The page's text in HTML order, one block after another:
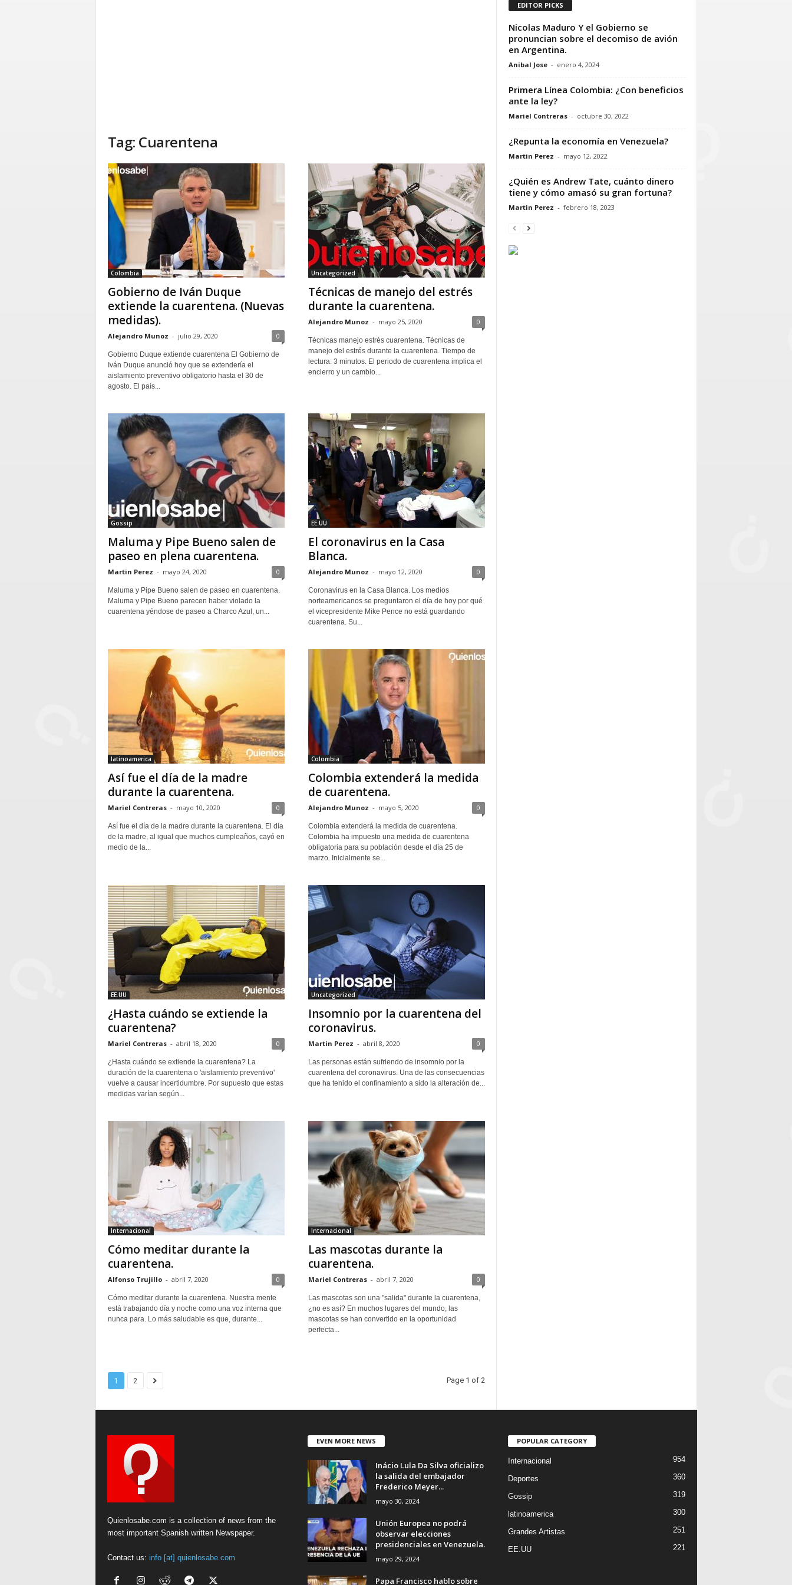
Tag: Cuarentena
Colombia
Gobierno de Iván Duque
extiende la cuarentena. (Nuevas
medidas).
Alejandro Munoz - julio 29, 2020 0
Gobierno Duque extiende cuarentena El Gobierno de
Iván Duque anunció hoy que se extendería el
aislamiento preventivo obligatorio hasta el 30 de
agosto. El país...
Uncategorized
Técnicas de manejo del estrés
durante la cuarentena.
Alejandro Munoz - mayo 25, 2020 0
Técnicas manejo estrés cuarentena. Técnicas de
manejo del estrés durante la cuarentena. Tiempo de
lectura: 3 minutos. El periodo de cuarentena implica el
encierro y un cambio...
Gossip
Maluma y Pipe Bueno salen de
paseo en plena cuarentena.
Martin Perez - mayo 24, 2020 0
Maluma y Pipe Bueno salen de paseo en cuarentena.
Maluma y Pipe Bueno parecen haber violado la
cuarentena yéndose de paseo a Charco Azul, un...
EE.UU
El coronavirus en la Casa
Blanca.
Alejandro Munoz - mayo 12, 2020 0
Coronavirus en la Casa Blanca. Los medios
norteamericanos se preguntaron el día de hoy por qué
el vicepresidente Mike Pence no está guardando
cuarentena. Su...
latinoamerica
Así fue el día de la madre
durante la cuarentena.
Mariel Contreras - mayo 10, 2020 0
Así fue el día de la madre durante la cuarentena. El día
de la madre, al igual que muchos cumpleaños, cayó en
medio de la...
Colombia
Colombia extenderá la medida
de cuarentena.
Alejandro Munoz - mayo 5, 2020 0
Colombia extenderá la medida de cuarentena.
Colombia ha impuesto una medida de cuarentena
obligatoria para su población desde el día 25 de
marzo. Inicialmente se...
EE.UU
¿Hasta cuándo se extiende la
cuarentena?
Mariel Contreras - abril 18, 2020 0
¿Hasta cuándo se extiende la cuarentena? La
duración de la cuarentena o 'aislamiento preventivo'
vuelve a causar incertidumbre. Por supuesto que estas
medidas varían según...
Uncategorized
Insomnio por la cuarentena del
coronavirus.
Martin Perez - abril 8, 2020 0
Las personas están sufriendo de insomnio por la
cuarentena del coronavirus. Una de las consecuencias
que ha tenido el confinamiento a sido la alteración de...
Internacional
Cómo meditar durante la
cuarentena.
Alfonso Trujillo - abril 7, 2020 0
Cómo meditar durante la cuarentena. Nuestra mente
está trabajando día y noche como una voz interna que
nunca para. Lo más saludable es que, durante...
Internacional
Las mascotas durante la
cuarentena.
Mariel Contreras - abril 7, 2020 0
Las mascotas son una "salida" durante la cuarentena,
¿no es así? En muchos lugares del mundo, las
mascotas se han convertido en la oportunidad
perfecta...
1 2 Page 1 of 2
EDITOR PICKS
Nicolas Maduro Y el Gobierno se
pronuncian sobre el decomiso de avión
en Argentina.
Anibal Jose - enero 4, 2024
Primera Línea Colombia: ¿Con beneficios
ante la ley?
Mariel Contreras - octubre 30, 2022
¿Repunta la economía en Venezuela?
Martin Perez - mayo 12, 2022
¿Quién es Andrew Tate, cuánto dinero
tiene y cómo amasó su gran fortuna?
Martin Perez - febrero 18, 2023
Quienlosabe.com is a collection of news from the
most important Spanish written Newspaper.
Contact us: info [at] quienlosabe.com
EVEN MORE NEWS
Inácio Lula Da Silva oficializo
la salida del embajador
Frederico Meyer...
mayo 30, 2024
Unión Europea no podrá
observar elecciones
presidenciales en Venezuela.
mayo 29, 2024
Papa Francisco hablo sobre
POPULAR CATEGORY
Internacional 954
Deportes 360
Gossip 319
latinoamerica 300
Grandes Artistas 251
EE.UU 221